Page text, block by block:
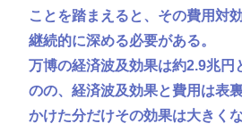
ことを踏まえると、その費用対
継続的に深める必要がある。
万博の経済波及効果は約2.9兆円
のの、経済波及効果と費用は表
かけた分だけその効果は大きく